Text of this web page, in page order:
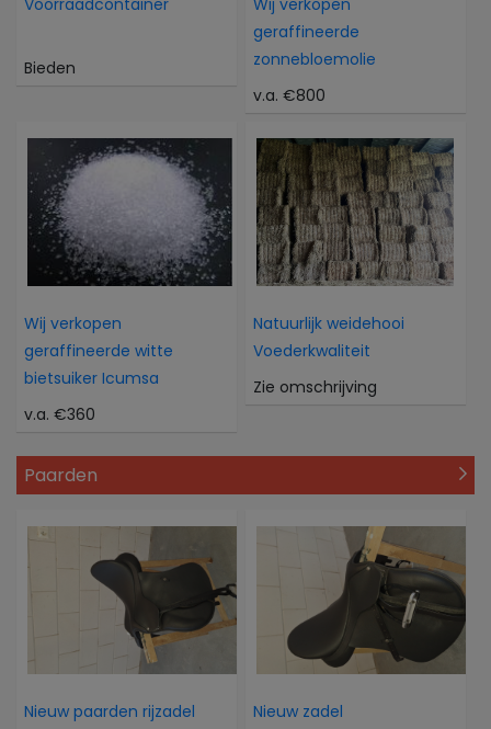
Voorraadcontainer
Bieden
Wij verkopen
geraffineerde
zonnebloemolie
v.a. €800
Wij verkopen
geraffineerde witte
bietsuiker Icumsa
v.a. €360
Natuurlijk weidehooi
Voederkwaliteit
Zie omschrijving
Paarden
Nieuw paarden rijzadel Nieuw zadel